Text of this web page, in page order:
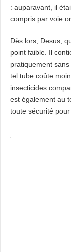
: auparavant, il
compris par voie
Dès lors, Desus,
point faible. Il
pratiquement
tel tube coûte
insecticides
est également au
toute sécurité